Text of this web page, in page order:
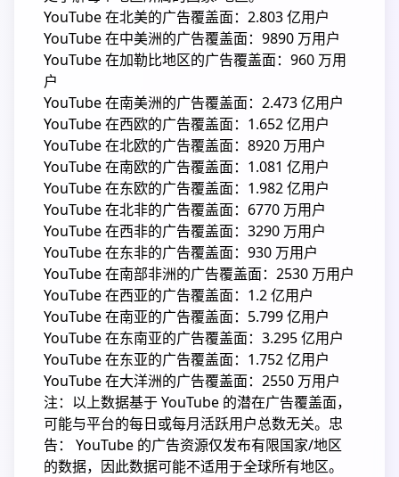
YouTube 在北美的广告覆盖面：2.803 亿用户
YouTube 在中美洲的广告覆盖面：9890 万用户
YouTube 在加勒比地区的广告覆盖面：960 万用
户
YouTube 在南美洲的广告覆盖面：2.473 亿用户
YouTube 在西欧的广告覆盖面：1.652 亿用户
YouTube 在北欧的广告覆盖面：8920 万用户
YouTube 在南欧的广告覆盖面：1.081 亿用户
YouTube 在东欧的广告覆盖面：1.982 亿用户
YouTube 在北非的广告覆盖面：6770 万用户
YouTube 在西非的广告覆盖面：3290 万用户
YouTube 在东非的广告覆盖面：930 万用户
YouTube 在南部非洲的广告覆盖面：2530 万用户
YouTube 在西亚的广告覆盖面：1.2 亿用户
YouTube 在南亚的广告覆盖面：5.799 亿用户
YouTube 在东南亚的广告覆盖面：3.295 亿用户
YouTube 在东亚的广告覆盖面：1.752 亿用户
YouTube 在大洋洲的广告覆盖面：2550 万用户
注：以上数据基于 YouTube 的潜在广告覆盖面，
可能与平台的每日或每月活跃用户总数无关。忠
告： YouTube 的广告资源仅发布有限国家/地区
的数据，因此数据可能不适用于全球所有地区。